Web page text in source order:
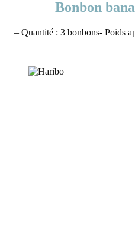
Bonbon
– Quantité : 3 bonbons- Poids